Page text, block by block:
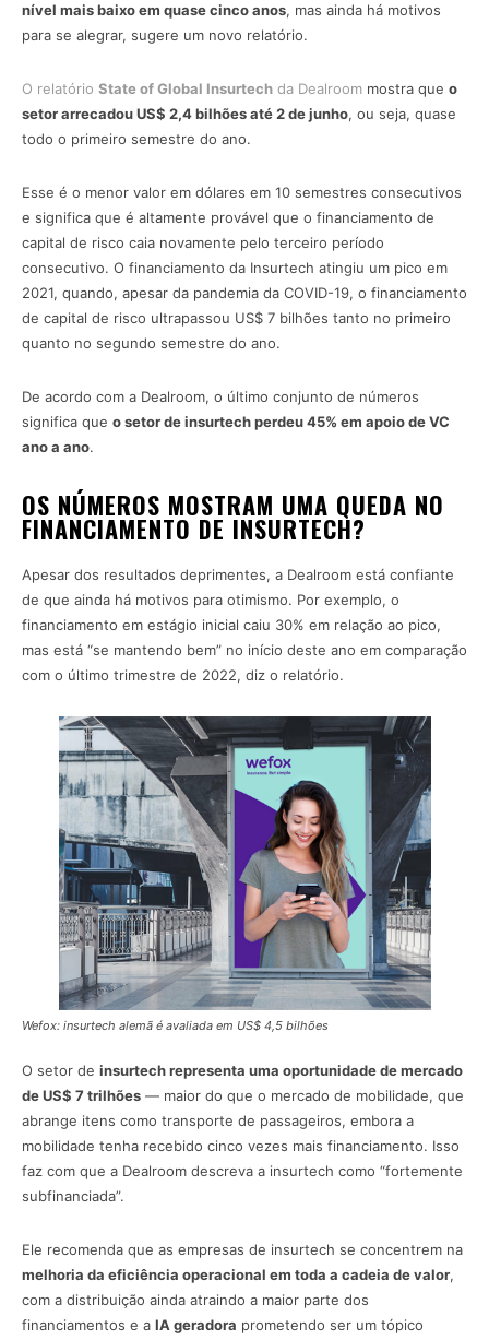
nível mais baixo em quase cinco anos, mas ainda há motivos
para se alegrar, sugere um novo relatório.
O relatório State of Global Insurtech da Dealroom mostra que o
setor arrecadou US$ 2,4 bilhões até 2 de junho, ou seja, quase
todo o primeiro semestre do ano.
Esse é o menor valor em dólares em 10 semestres consecutivos
e significa que é altamente provável que o financiamento de
capital de risco caia novamente pelo terceiro período
consecutivo. O financiamento da Insurtech atingiu um pico em
2021, quando, apesar da pandemia da COVID-19, o financiamento
de capital de risco ultrapassou US$ 7 bilhões tanto no primeiro
quanto no segundo semestre do ano.
De acordo com a Dealroom, o último conjunto de números
significa que o setor de insurtech perdeu 45% em apoio de VC
ano a ano.
OS NÚMEROS MOSTRAM UMA QUEDA NO
FINANCIAMENTO DE INSURTECH?
Apesar dos resultados deprimentes, a Dealroom está confiante
de que ainda há motivos para otimismo. Por exemplo, o
financiamento em estágio inicial caiu 30% em relação ao pico,
mas está “se mantendo bem” no início deste ano em comparação
com o último trimestre de 2022, diz o relatório.
Wefox: insurtech alemã é avaliada em US$ 4,5 bilhões
O setor de insurtech representa uma oportunidade de mercado
de US$ 7 trilhões — maior do que o mercado de mobilidade, que
abrange itens como transporte de passageiros, embora a
mobilidade tenha recebido cinco vezes mais financiamento. Isso
faz com que a Dealroom descreva a insurtech como “fortemente
subfinanciada”.
Ele recomenda que as empresas de insurtech se concentrem na
melhoria da eficiência operacional em toda a cadeia de valor,
com a distribuição ainda atraindo a maior parte dos
financiamentos e a IA geradora prometendo ser um tópico